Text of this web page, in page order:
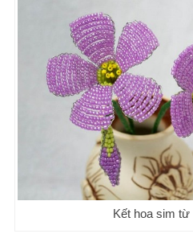
Kết hoa sim